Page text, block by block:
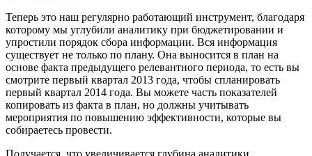
Теперь это наш регулярно работающий инструмент, благодаря
которому мы углубили аналитику при бюджетировании и
упростили порядок сбора информации. Вся информация
существует не только по плану. Она выносится в план на
основе факта предыдущего релевантного периода, то есть вы
смотрите первый квартал 2013 года, чтобы спланировать
первый квартал 2014 года. Вы можете часть показателей
копировать из факта в план, но должны учитывать
мероприятия по повышению эффективности, которые вы
собираетесь провести.
Получается, что увеличивается глубина аналитики,